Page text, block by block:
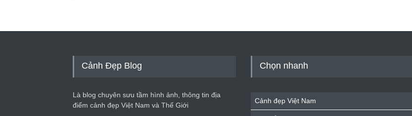
Cảnh Đẹp Blog
Là blog chuyên sưu tầm hình ảnh, thông tin địa
điểm cảnh đẹp Việt Nam và Thế Giới
Chọn nhanh
Cảnh đẹp Việt Nam